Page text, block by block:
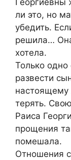
Георгиевны
ли это, но
убедить.
решила…
хотела.
Только одно
развести
терять.
Раиса
прощения
помешала.
Отношения